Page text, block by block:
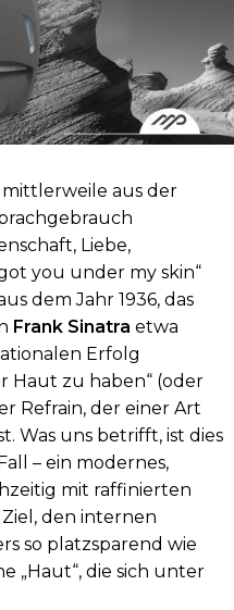
aus der
Liebe,
you under my skin“
dem Jahr 1936, das
Frank Sinatra etwa
Erfolg
Haut zu haben“ (oder
Refrain, der einer Art
Was uns betrifft, ist dies
– ein modernes,
mit raffinierten
den internen
so platzsparend wie
„Haut“, die sich unter